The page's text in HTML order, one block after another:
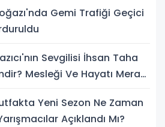
Gemi Trafiği Geçici
Sevgilisi İhsan Taha
Mesleği Ve Hayatı Merak
Yeni Sezon Ne Zaman
Açıklandı Mı?